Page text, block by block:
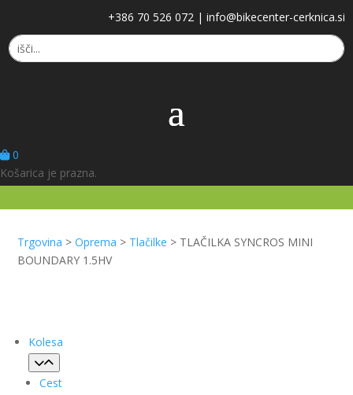
+386 70 526 072 | info@bikecenter-cerknica.si
0
Košarica je prazna.
Trgovina >Oprema > Tlačilke > TLAČILKA SYNCROS MINI
BOUNDARY 1.5HV
Kolesa
Cest